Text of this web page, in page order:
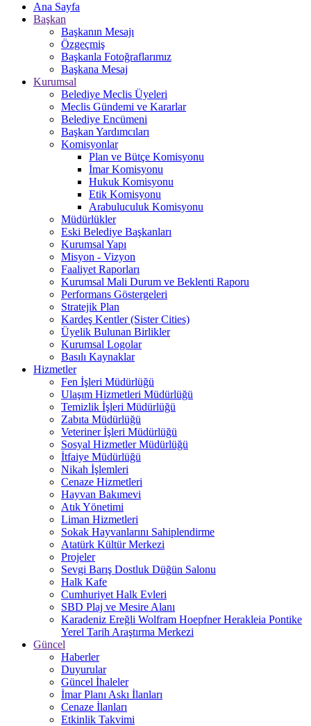
Ana Sayfa
Başkan
Başkanın Mesajı
Özgeçmiş
Başkanla Fotoğraflarımız
Başkana Mesaj
Kurumsal
Belediye Meclis Üyeleri
Meclis Gündemi ve Kararlar
Belediye Encümeni
Başkan Yardımcıları
Komisyonlar
Plan ve Bütçe Komisyonu
İmar Komisyonu
Hukuk Komisyonu
Etik Komisyonu
Arabuluculuk Komisyonu
Müdürlükler
Eski Belediye Başkanları
Kurumsal Yapı
Misyon - Vizyon
Faaliyet Raporları
Kurumsal Mali Durum ve Beklenti Raporu
Performans Göstergeleri
Stratejik Plan
Kardeş Kentler (Sister Cities)
Üyelik Bulunan Birlikler
Kurumsal Logolar
Basılı Kaynaklar
Hizmetler
Fen İşleri Müdürlüğü
Ulaşım Hizmetleri Müdürlüğü
Temizlik İşleri Müdürlüğü
Zabıta Müdürlüğü
Veteriner İşleri Müdürlüğü
Sosyal Hizmetler Müdürlüğü
İtfaiye Müdürlüğü
Nikah İşlemleri
Cenaze Hizmetleri
Hayvan Bakımevi
Atık Yönetimi
Liman Hizmetleri
Sokak Hayvanlarını Sahiplendirme
Atatürk Kültür Merkezi
Projeler
Sevgi Barış Dostluk Düğün Salonu
Halk Kafe
Cumhuriyet Halk Evleri
SBD Plaj ve Mesire Alanı
Karadeniz Ereğli Wolfram Hoepfner Herakleia Pontike
Yerel Tarih Araştırma Merkezi
Güncel
Haberler
Duyurular
Güncel İhaleler
İmar Planı Askı İlanları
Cenaze İlanları
Etkinlik Takvimi